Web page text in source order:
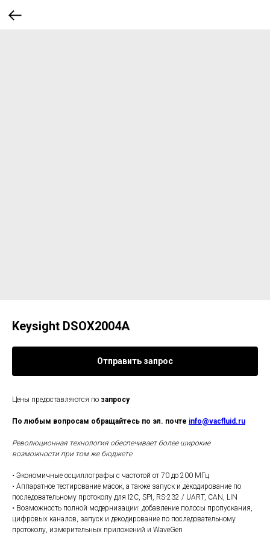
Keysight DSOX2004A
Отправить запрос
Цены предоставляются по запросу
По любым вопросам обращайтесь по эл. почте info@vacfluid.ru
Революционная технология обеспечивает более широкие
возможности при том же бюджете
• Экономичные осциллографы с частотой от 70 до 200 МГц
• Аппаратное тестирование масок, а также запуск и декодирование по
последовательному протоколу для I2C, SPI, RS-232 / UART, CAN, LIN
• Возможность полной модернизации: добавление полосы пропускания,
цифровых каналов, запуск и декодирование по последовательному
протоколу, измерительных приложений и WaveGen